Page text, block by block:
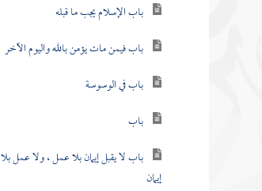
باب الإسلام يجب ما قبله
باب فيمن مات يؤمن بالله واليوم الآخر
باب في الوسوسة
باب
باب لا يقبل إيمان بلا عمل ، ولا عمل بلا
إيمان